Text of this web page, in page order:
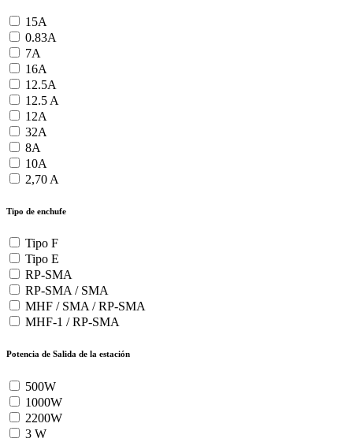
15A
0.83A
7A
16A
12.5A
12.5 A
12A
32A
8A
10A
2,70 A
Tipo de enchufe
Tipo F
Tipo E
RP-SMA
RP-SMA / SMA
MHF / SMA / RP-SMA
MHF-1 / RP-SMA
Potencia de Salida de la estación
500W
1000W
2200W
3 W